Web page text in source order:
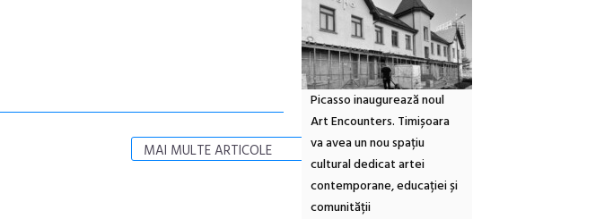
MAI MULTE ARTICOLE
Picasso inaugurează noul
Art Encounters. Timișoara
va avea un nou spațiu
cultural dedicat artei
contemporane, educației și
comunității